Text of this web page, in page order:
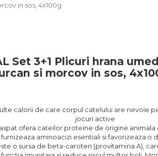
in sos, 4x100g
Set 3+1 Plicuri hrana
si morcov in sos,
calorii de care corpul catelului are nevoie
jocuri active
ofera cateilor proteine de origine animala
aminoacizi esentiali si favorizeaza o
o sursa de beta-caroten (provitamina A),